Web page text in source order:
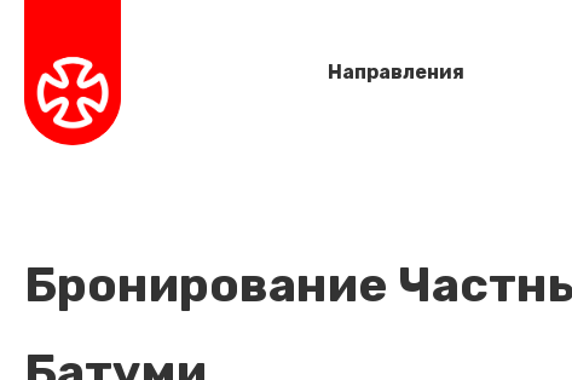
Направления
Бронирование